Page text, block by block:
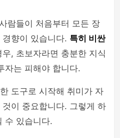
람들이 처음부터 모든 장
향이 있습니다. 특히 비싼
, 초보자라면 충분한 지식
자는 피해야 합니다.
도구로 시작해 취미가 자
이 중요합니다. 그렇게 하
수 있습니다.